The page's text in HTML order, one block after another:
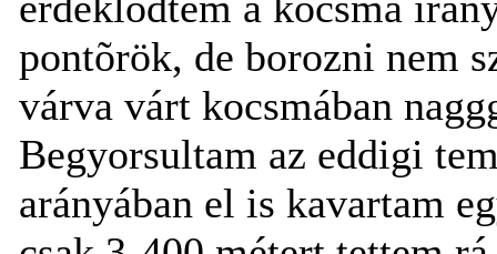
pontõrök, de borozni nem
várva várt kocsmában
Begyorsultam az eddigi
arányában el is kavartam